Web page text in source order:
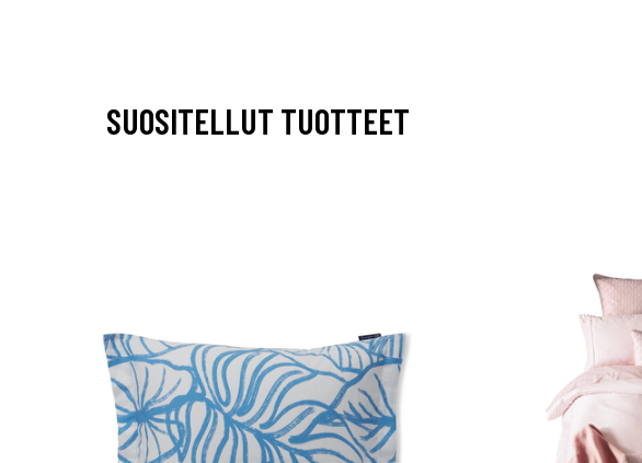
SUOSITELLUT TUOTTEET